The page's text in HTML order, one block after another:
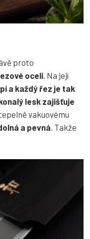
proto
oceli . Na její
a každý řez je tak
lesk zajišťuje
vakuovému
a pevná . Takže